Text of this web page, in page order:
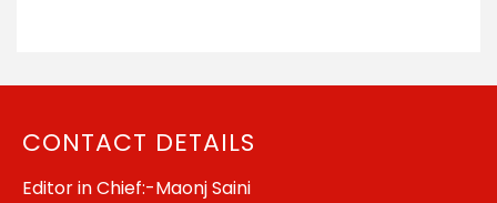
CONTACT DETAILS
Editor in Chief:-Maonj Saini